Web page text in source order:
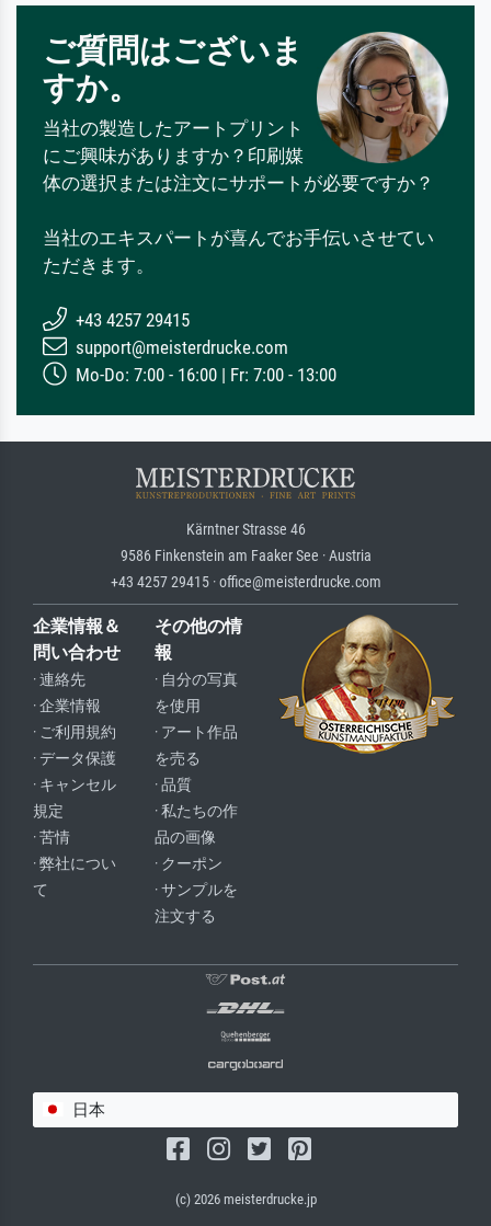
ご質問はございま
すか。
当社の製造したアートプリント
にご興味がありますか？印刷媒
体の選択または注文にサポートが必要ですか？
当社のエキスパートが喜んでお手伝いさせてい
ただきます。
+43 4257 29415
support@meisterdrucke.com
Mo-Do: 7:00 - 16:00 | Fr: 7:00 - 13:00
Kärntner Strasse 46
9586 Finkenstein am Faaker See · Austria
+43 4257 29415 · office@meisterdrucke.com
企業情報＆
問い合わせ
· 連絡先
· 企業情報
· ご利用規約
· データ保護
· キャンセル
規定
· 苦情
· 弊社につい
て
その他の情
報
· 自分の写真
を使用
· アート作品
を売る
· 品質
· 私たちの作
品の画像
· クーポン
· サンプルを
注文する
日本
(c) 2026 meisterdrucke.jp